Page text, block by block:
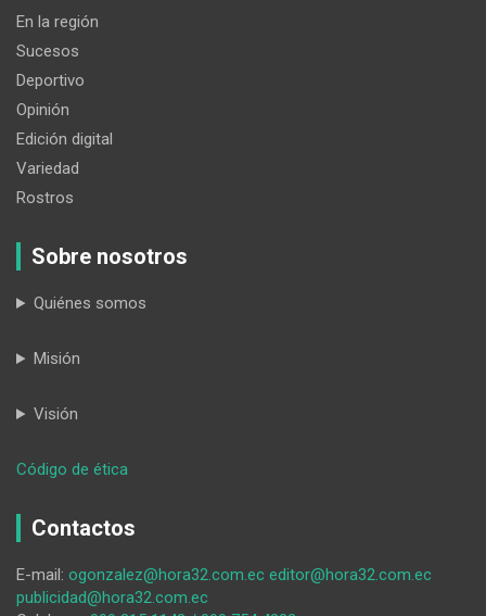
En la región
Sucesos
Deportivo
Opinión
Edición digital
Variedad
Rostros
Sobre nosotros
Quiénes somos
Misión
Visión
Código de ética
ganadero
logros
de
Contactos
E-mail: ogonzalez@hora32.com.ec editor@hora32.com.ec
publicidad@hora32.com.ec